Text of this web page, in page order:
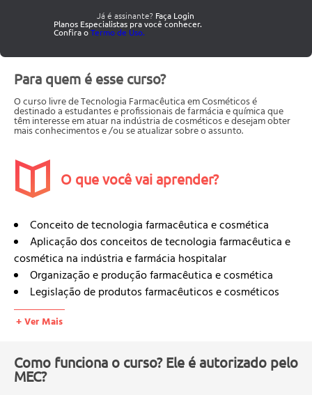
Já é assinante? Faça Login
Planos Especialistas pra você conhecer.
Confira oTermo de Uso.
Para quem é esse curso?
O curso livre de Tecnologia Farmacêutica em Cosméticos é
destinado a estudantes e profissionais de farmácia e química que
têm interesse em atuar na indústria de cosméticos e desejam obter
mais conhecimentos e /ou se atualizar sobre o assunto.
O que você vai aprender?
Conceito de tecnologia farmacêutica e cosmética
Aplicação dos conceitos de tecnologia farmacêutica e
cosmética na indústria e farmácia hospitalar
Organização e produção farmacêutica e cosmética
Legislação de produtos farmacêuticos e cosméticos
Aspectos evolutivos e implantação das boas práticas
de fabricação de produtos farmacêuticos e cosméticos
farmacêuticos e cosméticos
Desenvolvimento, formulação e equipamentos
+ Ver Mais
Como funciona o curso? Ele é autorizado pelo
MEC?